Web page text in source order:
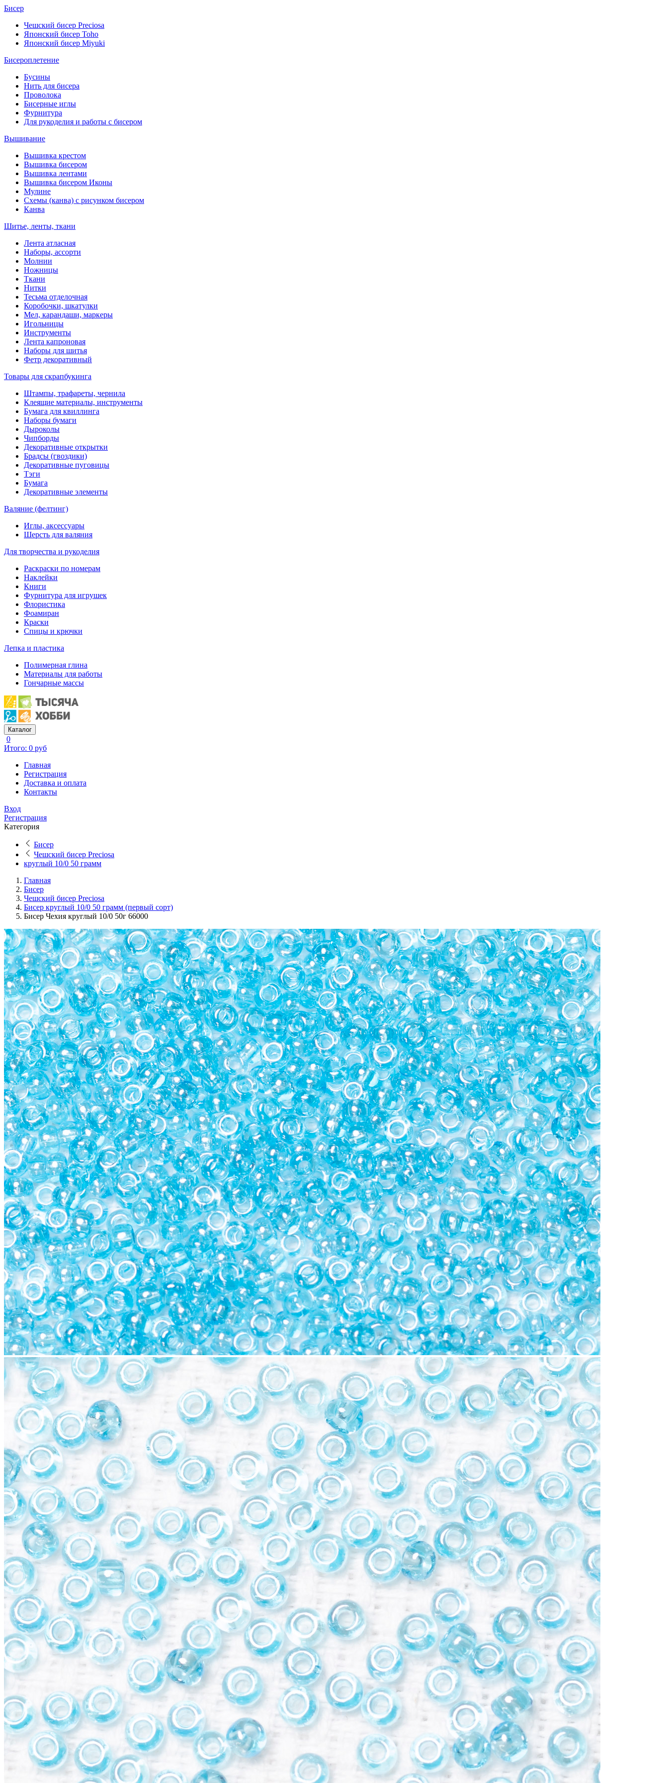
Бисер
Чешский бисер Preciosa
Японский бисер Toho
Японский бисер Miyuki
Бисероплетение
Бусины
Нить для бисера
Проволока
Бисерные иглы
Фурнитура
Для рукоделия и работы с бисером
Вышивание
Вышивка крестом
Вышивка бисером
Вышивка лентами
Вышивка бисером Иконы
Мулине
Схемы (канва) с рисунком бисером
Канва
Шитье, ленты, ткани
Лента атласная
Наборы, ассорти
Молнии
Ножницы
Ткани
Нитки
Тесьма отделочная
Коробочки, шкатулки
Мел, карандаши, маркеры
Игольницы
Инструменты
Лента капроновая
Наборы для шитья
Фетр декоративный
Товары для скрапбукинга
Штампы, трафареты, чернила
Клеящие материалы, инструменты
Бумага для квиллинга
Наборы бумаги
Дыроколы
Чипборды
Декоративные открытки
Брадсы (гвоздики)
Декоративные пуговицы
Тэги
Бумага
Декоративные элементы
Валяние (фелтинг)
Иглы, аксессуары
Шерсть для валяния
Для творчества и рукоделия
Раскраски по номерам
Наклейки
Книги
Фурнитура для игрушек
Флористика
Фоамиран
Краски
Спицы и крючки
Лепка и пластика
Полимерная глина
Материалы для работы
Гончарные массы
Каталог
0
Итого: 0 руб
Главная
Регистрация
Доставка и оплата
Контакты
Вход
Регистрация
Категория
Бисер
Чешский бисер Preciosa
круглый 10/0 50 грамм
Главная
Бисер
Чешский бисер Preciosa
Бисер круглый 10/0 50 грамм (первый сорт)
Бисер Чехия круглый 10/0 50г 66000